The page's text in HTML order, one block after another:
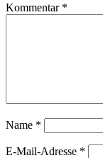
Kommentar *
Name *
E-Mail-Adresse *